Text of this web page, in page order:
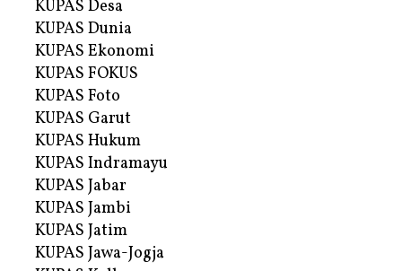
KUPAS Desa
KUPAS Dunia
KUPAS Ekonomi
KUPAS FOKUS
KUPAS Foto
KUPAS Garut
KUPAS Hukum
KUPAS Indramayu
KUPAS Jabar
KUPAS Jambi
KUPAS Jatim
KUPAS Jawa-Jogja